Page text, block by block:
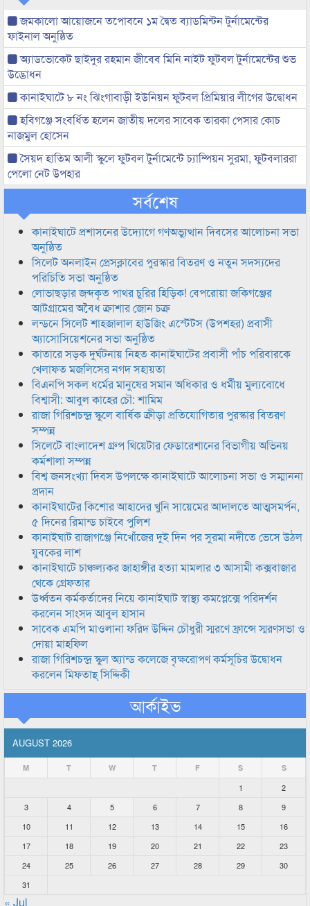
জমকালো আয়োজনে তপোবনে ১ম দ্বৈত ব্যাডমিন্টন টুর্নামেন্টের
ফাইনাল অনুষ্ঠিত
অ্যাডভোকেট ছাইদুর রহমান জীবেব মিনি নাইট ফুটবল টুর্নামেন্টের শুভ
উদ্ভোধন
কানাইঘাটে ৮ নং ঝিংগাবাড়ী ইউনিয়ন ফুটবল প্রিমিয়ার লীগের উদ্বোধন
হবিগঞ্জে সংবর্ধিত হলেন জাতীয় দলের সাবেক তারকা পেসার কোচ
নাজমুল হোসেন
সৈয়দ হাতিম আলী স্কুলে ফুটবল টুর্নামেন্টে চ্যাম্পিয়ন সুরমা, ফুটবলাররা
পেলো নেট উপহার
সর্বশেষ
কানাইঘাটে প্রশাসনের উদ্যোগে গণঅভ্যুত্থান দিবসের আলোচনা সভা
অনুষ্ঠিত
সিলেট অনলাইন প্রেসক্লাবের পুরস্কার বিতরণ ও নতুন সদস্যদের
পরিচিতি সভা অনুষ্ঠিত
লোভাছড়ার জব্দকৃত পাথর চুরির হিড়িক! বেপরোয়া জকিগঞ্জের
আটগ্রামের অবৈধ ক্রাশার জোন চক্র
লন্ডনে সিলেট শাহজালাল হাউজিং এস্টেটস (উপশহর) প্রবাসী
অ্যাসোসিয়েশনের সভা অনুষ্ঠিত
কাতারে সড়ক দুর্ঘটনায় নিহত কানাইঘাটের প্রবাসী পাঁচ পরিবারকে
খেলাফত মজলিসের নগদ সহায়তা
বিএনপি সকল ধর্মের মানুষের সমান অধিকার ও ধর্মীয় মুল্যবোধে
বিশ্বাসী: আবুল কাহের চৌ: শামিম
রাজা গিরিশচন্দ্র স্কুলে বার্ষিক ক্রীড়া প্রতিযোগিতার পুরস্কার বিতরণ
সম্পন্ন
সিলেটে বাংলাদেশ গ্রুপ থিয়েটার ফেডারেশানের বিভাগীয় অভিনয়
কর্মশালা সম্পন্ন
বিশ্ব জনসংখ্যা দিবস উপলক্ষে কানাইঘাটে আলোচনা সভা ও সম্মাননা
প্রদান
কানাইঘাটের কিশোর আহাদের খুনি সায়েমের আদালতে আত্মসমর্পন,
৫ দিনের রিমান্ড চাইবে পুলিশ
কানাইঘাট রাজাগঞ্জে নিখোঁজের দুই দিন পর সুরমা নদীতে ভেসে উঠল
যুবকের লাশ
কানাইঘাটে চাঞ্চল্যকর জাহাঙ্গীর হত্যা মামলার ৩ আসামী কক্সবাজার
থেকে গ্রেফতার
উর্ধ্বতন কর্মকর্তাদের নিয়ে কানাইঘাট স্বাস্থ্য কমপ্লেক্সে পরিদর্শন
করলেন সাংসদ আবুল হাসান
সাবেক এমপি মাওলানা ফরিদ উদ্দিন চৌধুরী স্মরণে ফ্রান্সে স্মরণসভা ও
দোয়া মাহফিল
রাজা গিরিশচন্দ্র স্কুল অ্যান্ড কলেজে বৃক্ষরোপণ কর্মসূচির উদ্বোধন
করলেন মিফতাহ্ সিদ্দিকী
আর্কাইভ
AUGUST 2026
M T W T F S S
1
2
3
4 5 6 7 8
9
10
11 12 13 14 15
16
17
18 19 20 21 22
23
24
25 26 27 28 29
30
31
« Jul